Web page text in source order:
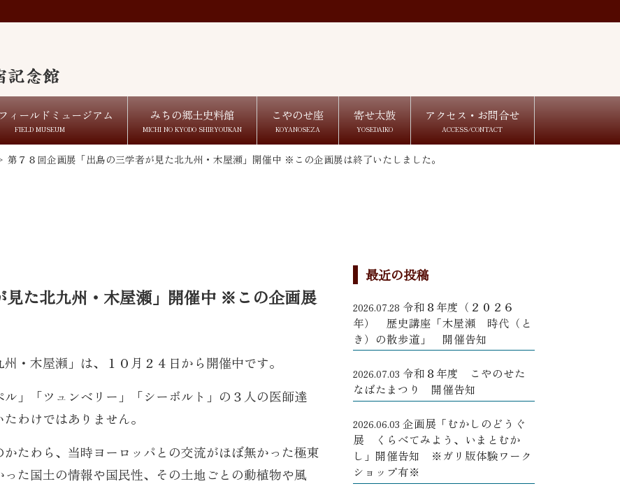
ィールドミュージアム
FIELD MUSEUM
みちの郷土史料館
MICHI NO KYODO SHIRYOUKAN
こやのせ座
KOYANOSEZA
寄せ太鼓
YOSEDAIKO
アクセス・お問合せ
ACCESS/CONTACT
第７８回企画展「出島の三学者が見た北九州・木屋瀬」開催中 ※この企画展は終了いたしました。
見た北九州・木屋瀬」開催中 ※この企画展
・木屋瀬」は、１０月２４日から開催中です。
」「ツュンベリー」「シーボルト」の３人の医師達
わけではありません。
たわら、当時ヨーロッパとの交流がほぼ無かった極東
た国土の情報や国民性、その土地ごとの動植物や風
最近の投稿
2026.07.28 令和８年度（２０２６
年） 歴史講座「木屋瀬 時代（と
き）の散歩道」 開催告知
2026.07.03 令和８年度 こやのせた
なばたまつり 開催告知
2026.06.03 企画展「むかしのどうぐ
展 くらべてみよう、いまとむか
し」開催告知 ※ガリ版体験ワーク
ショップ有※